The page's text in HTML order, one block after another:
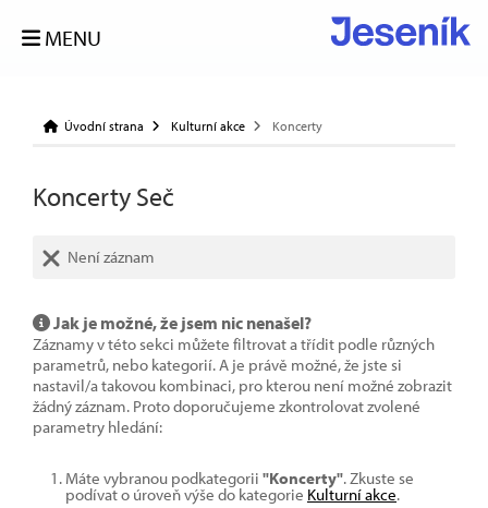
MENU
Úvodní strana Kulturní akce Koncerty
Koncerty Seč
Není záznam
Jak je možné, že jsem nic nenašel?
Záznamy v této sekci můžete filtrovat a třídit podle různých
parametrů, nebo kategorií. A je právě možné, že jste si
nastavil/a takovou kombinaci, pro kterou není možné zobrazit
žádný záznam. Proto doporučujeme zkontrolovat zvolené
parametry hledání:
Máte vybranou podkategorii "Koncerty". Zkuste se
podívat o úroveň výše do kategorie Kulturní akce.